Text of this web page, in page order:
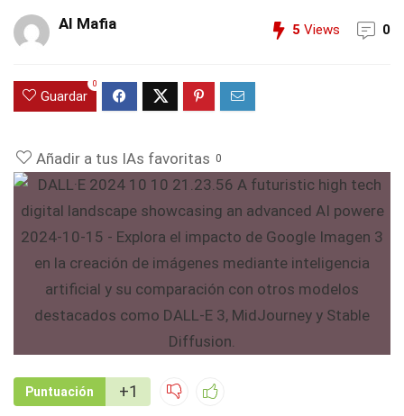
AI Mafia 5 Views 0
Guardar
0
Añadir a tus IAs favoritas 0
Puntuación +1